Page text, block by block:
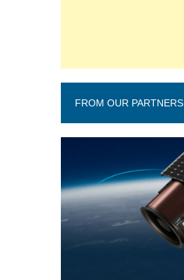
FROM OUR PARTNERS